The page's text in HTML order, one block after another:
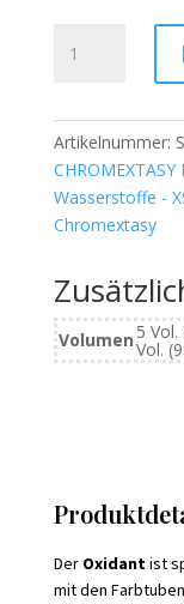
Oxigen
Artikelnummer:
CHROMEXTASY
Wasserstoffe -
Chromextasy
Volumen 5 Vol.
Vol.
Der Oxidant ist
mit den